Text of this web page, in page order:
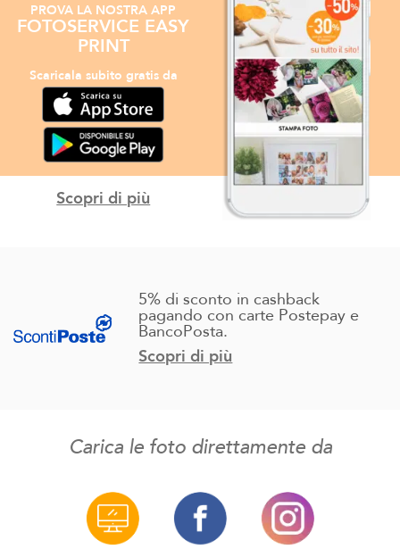
PROVA LA NOSTRA APP
FOTOSERVICE EASY
PRINT
Scaricala subito gratis da
Scopri di più
5% di sconto in cashback
pagando con carte Postepay e
BancoPosta.
Scopri di più
Carica le foto direttamente da